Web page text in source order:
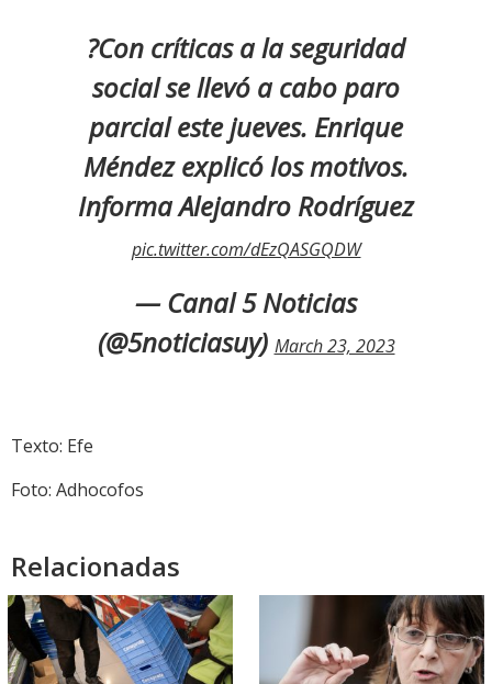
?Con críticas a la seguridad
social se llevó a cabo paro
parcial este jueves. Enrique
Méndez explicó los motivos.
Informa Alejandro Rodríguez
pic.twitter.com/dEzQASGQDW
— Canal 5 Noticias
(@5noticiasuy) March 23, 2023
Texto: Efe
Foto: Adhocofos
Relacionadas